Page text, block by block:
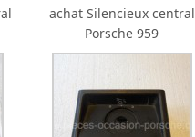
achat Silencieux central
Porsche 959